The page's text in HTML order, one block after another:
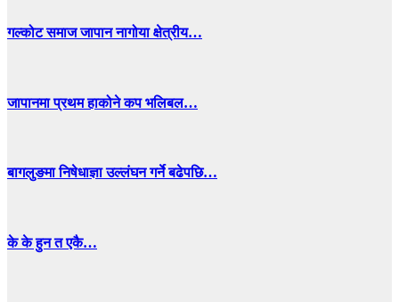
गल्कोट समाज जापान नागोया क्षेत्रीय…
जापानमा प्रथम हाकोने कप भलिबल…
बागलुङमा निषेधाज्ञा उल्लंघन गर्ने बढेपछि…
के के हुन त एकै…